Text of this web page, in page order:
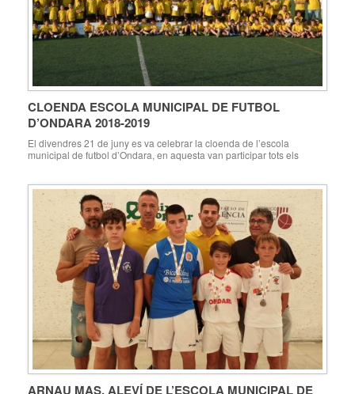
CLOENDA ESCOLA MUNICIPAL DE FUTBOL
D’ONDARA 2018-2019
El divendres 21 de juny es va celebrar la cloenda de l’escola
municipal de futbol d’Ondara, en aquesta van participar tots els
es va disputar un partit amistós entre l’equip juvenil dirigit […]
ARNAU MAS, ALEVÍ DE L’ESCOLA MUNICIPAL DE